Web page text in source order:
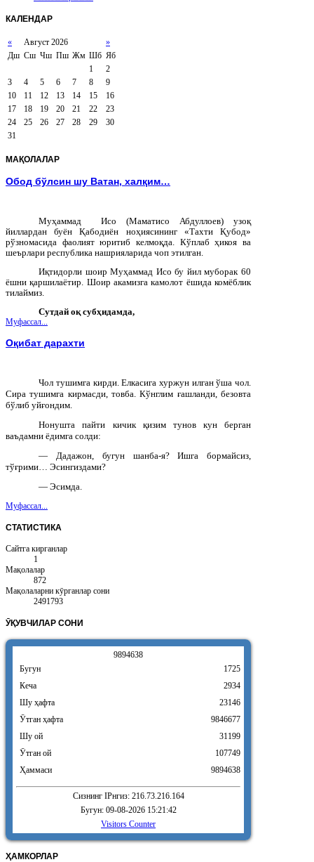
КАЛЕНДАР
« Август 2026
»
Дш Сш Чш Пш Жм Шб Яб
1
2
3
4 5 6 7 8
9
10
11 12 13 14 15
16
17
18 19 20 21 22
23
24
25 26 27 28 29
30
31
МАҚОЛАЛАР
Обод бўлсин шу Ватан, халқим…
Муҳаммад Исо (Маматисо Абдуллоев) узоқ
йиллардан буён Қабодиён ноҳиясининг «Тахти Қубод»
рўзномасида фаолият юритиб келмоқда. Кўплаб ҳикоя ва
шеърлари республика нашрияларида чоп этилган.
Иқтидорли шоир Муҳаммад Исо бу йил муборак 60
ёшни қаршилаётир. Шоир акамизга камолот ёшида комёблик
тилаймиз.
Сутдай оқ субҳидамда,
Муфассал...
Оқибат дарахти
Чол тушимга кирди. Елкасига хуржун илган ўша чол.
Сира тушимга кирмаcди, товба. Кўнглим ғашланди, безовта
бўлиб уйғондим.
Нонушта пайти кичик қизим тунов кун берган
ваъдамни ёдимга солди:
— Дадажон, бугун шанба-я? Ишга бормайсиз,
тўғрими… Эсингиздами?
— Эсимда.
Муфассал...
СТАТИСТИКА
Сайтга кирганлар
1
Мақолалар
872
Мақолаларни кӯрганлар сони
2491793
ӮҚУВЧИЛАР СОНИ
9894638
Бугун
Кеча
Шу ҳафта
Ӯтган ҳафта
Шу ой
Ӯтган ой
Ҳаммаси
1725
2934
23146
9846677
31199
107749
9894638
Сизнинг IPнгиз: 216.73.216.164
Бугун: 09-08-2026 15:21:42
Visitors Counter
ҲАМКОРЛАР